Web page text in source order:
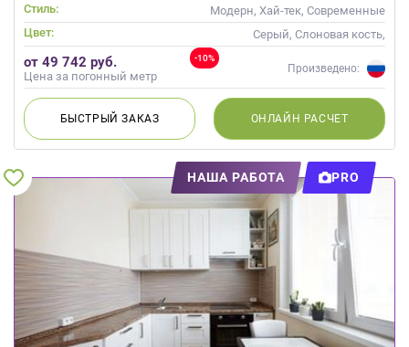
Стиль:
Модерн, Хай-тек, Современные
Цвет:
Серый, Слоновая кость,
Зеленый, Бирюзовый,
Оливковый, Салатовый
-10%
от 49 742 руб.
Цена за погонный метр
Произведено:
БЫСТРЫЙЗАКАЗ ОНЛАЙН РАСЧЕТ
НАША РАБОТА PRO